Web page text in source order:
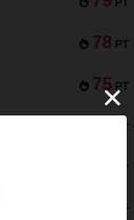
PT
78 PT
75 PT
PT
PT
PT